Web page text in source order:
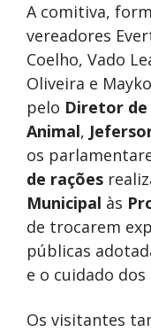
A comitiva,
vereadores
Coelho, Vado
Oliveira e
pelo Diretor
Animal,
os
de rações
Municipal às
de trocarem
públicas
e o cuidado dos
Os visitantes